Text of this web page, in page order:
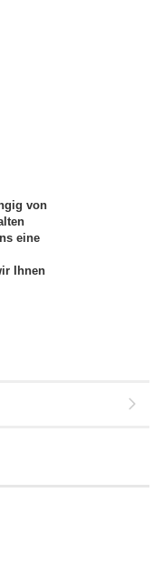
von
eine
Ihnen